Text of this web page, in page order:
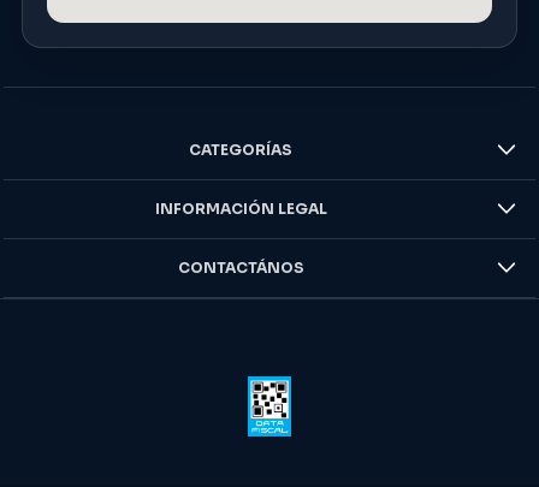
CATEGORÍAS
INFORMACIÓN LEGAL
CONTACTÁNOS